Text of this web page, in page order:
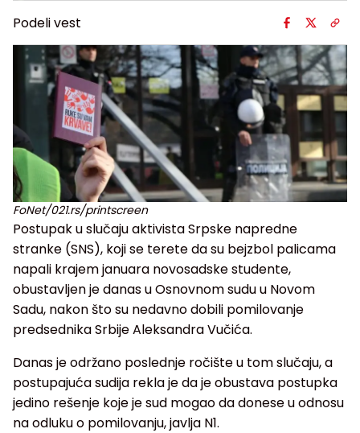
Podeli vest
FoNet/021.rs/printscreen
Postupak u slučaju aktivista Srpske napredne
stranke (SNS), koji se terete da su bejzbol palicama
napali krajem januara novosadske studente,
obustavljen je danas u Osnovnom sudu u Novom
Sadu, nakon što su nedavno dobili pomilovanje
predsednika Srbije Aleksandra Vučića.
Danas je održano poslednje ročište u tom slučaju, a
postupajuća sudija rekla je da je obustava postupka
jedino rešenje koje je sud mogao da donese u odnosu
na odluku o pomilovanju, javlja N1.